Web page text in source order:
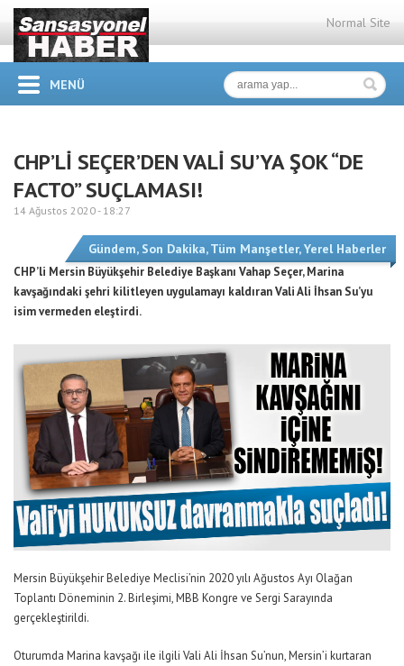
Normal Site
MENÜ
CHP’Lİ SEÇER’DEN VALİ SU’YA ŞOK “DE
FACTO” SUÇLAMASI!
14 Ağustos 2020 - 18:27
Gündem, Son Dakika,Tüm Manşetler,Yerel Haberler
CHP’li Mersin Büyükşehir Belediye Başkanı Vahap Seçer, Marina
kavşağındaki şehri kilitleyen uygulamayı kaldıran Vali Ali İhsan Su’yu
isim vermeden eleştirdi.
Mersin Büyükşehir Belediye Meclisi’nin 2020 yılı Ağustos Ayı Olağan
Toplantı Döneminin 2. Birleşimi, MBB Kongre ve Sergi Sarayında
gerçekleştirildi.
Oturumda Marina kavşağı ile ilgili Vali Ali İhsan Su’nun, Mersin’i kurtaran